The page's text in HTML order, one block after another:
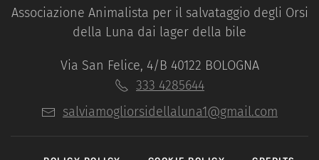
Associazione Animalista per il salvataggio degli Orsi
della Luna dai lager della bile
Via San Felice, 4/B 40122 BOLOGNA
333 4285644
salviamogliorsidellaluna1@gmail.com